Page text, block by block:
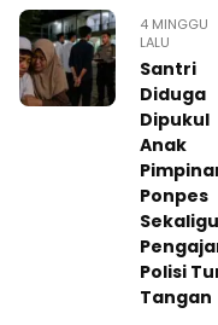
4 MINGGU
LALU
Santri
Diduga
Dipukul
Anak
Ponpes
Polisi
Tangan